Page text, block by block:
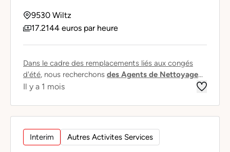
9530 Wiltz
17.2144 euros par heure
Dans le cadre des remplacements liés aux congés
d'été, nous recherchons des Agents de Nettoyage...
Il y a 1 mois
Interim Autres Activites Services